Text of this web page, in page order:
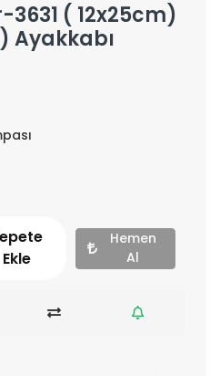
3631 ( 12x25cm)
Ayakkabı
Ekle
Hemen
Al